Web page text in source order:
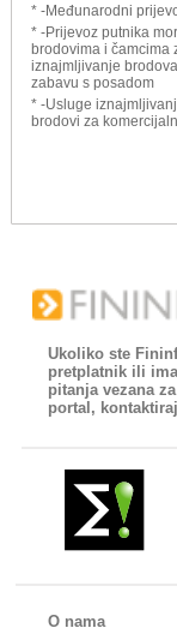
* -Međunarodni
* -Prijevoz putnika
brodovima i čamcima
iznajmljivanje
zabavu s posadom
* -Usluge
brodovi za
Ukoliko ste
pretplatnik ili
pitanja vezana
portal,
O nama